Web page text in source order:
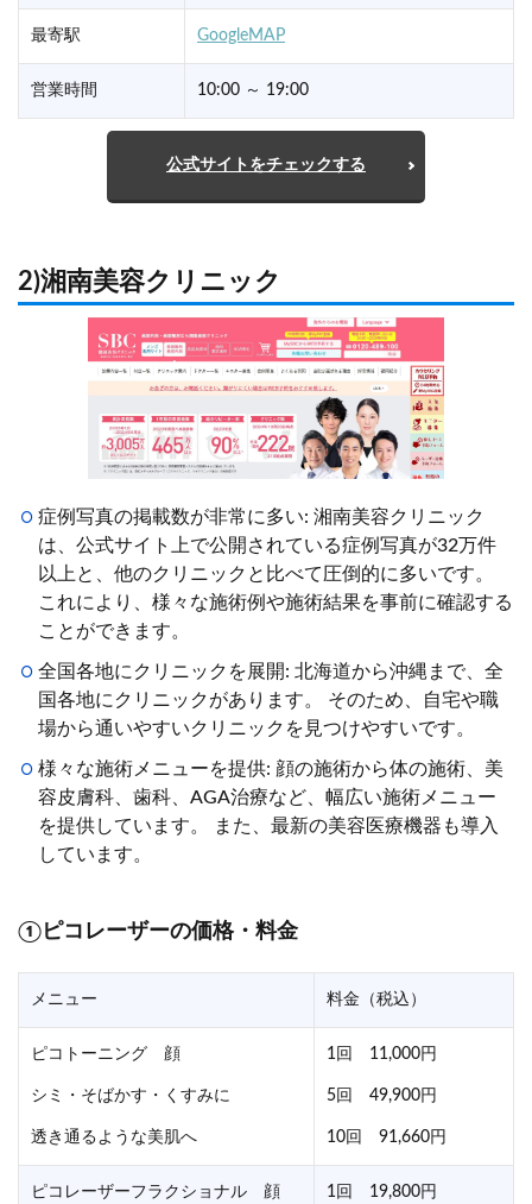
最寄駅 GoogleMAP
営業時間 10:00 ～ 19:00
公式サイトをチェックする
2)湘南美容クリニック
症例写真の掲載数が非常に多い: 湘南美容クリニック
は、公式サイト上で公開されている症例写真が32万件
以上と、他のクリニックと比べて圧倒的に多いです。
これにより、様々な施術例や施術結果を事前に確認する
ことができます。
全国各地にクリニックを展開: 北海道から沖縄まで、全
国各地にクリニックがあります。 そのため、自宅や職
場から通いやすいクリニックを見つけやすいです。
様々な施術メニューを提供: 顔の施術から体の施術、美
容皮膚科、歯科、AGA治療など、幅広い施術メニュー
を提供しています。 また、最新の美容医療機器も導入
しています。
①ピコレーザーの価格・料金
メニュー 料金（税込）
ピコトーニング 顔
シミ・そばかす・くすみに
透き通るような美肌へ
1回 11,000円
5回 49,900円
10回 91,660円
ピコレーザーフラクショナル 顔 1回 19,800円